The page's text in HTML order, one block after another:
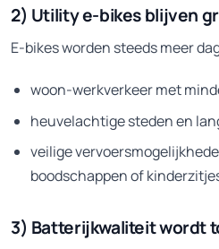
2) Utility e-bikes blijven
E-bikes worden steeds meer
woon-werkverkeer met
heuvelachtige steden en
veilige
boodschappen of
3) Batterijkwaliteit wordt